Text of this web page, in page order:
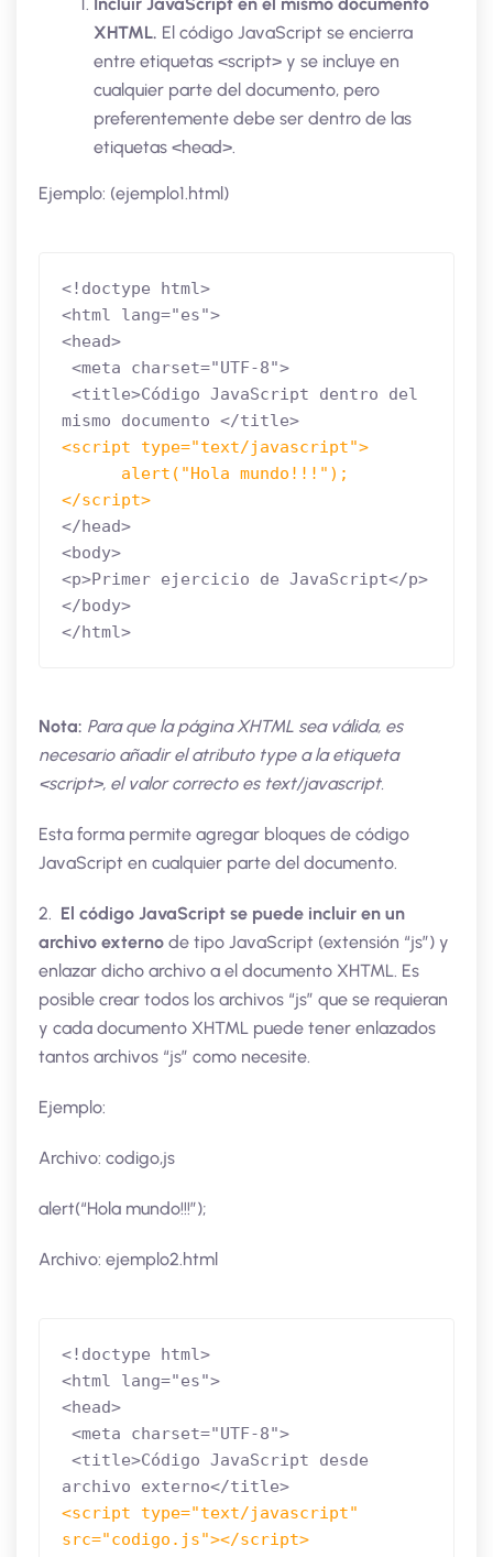
XHTML. El código JavaScript se encierra
entre etiquetas <script> y se incluye en
cualquier parte del documento, pero
preferentemente debe ser dentro de las
etiquetas <head>.
Ejemplo: (ejemplo1.html)
<!doctype html>
<html lang="es">
<head>
<script type="text/javascript">
</script>
</head>
<body>
<p>Primer ejercicio de JavaScript</p>
</body>
</html>
Nota: Para que la página XHTML sea válida, es
necesario añadir el atributo type a la etiqueta
<script>, el valor correcto es text/javascript.
Esta forma permite agregar bloques de código
JavaScript en cualquier parte del documento.
2. El código JavaScript se puede incluir en un
archivo externo de tipo JavaScript (extensión “js”) y
enlazar dicho archivo a el documento XHTML. Es
posible crear todos los archivos “js” que se requieran
y cada documento XHTML puede tener enlazados
tantos archivos “js” como necesite.
Ejemplo:
Archivo: codigo,js
alert(“Hola mundo!!!”);
Archivo: ejemplo2.html
<!doctype html>
<html lang="es">
<head>
<script type="text/javascript"
src="codigo.js"></script>